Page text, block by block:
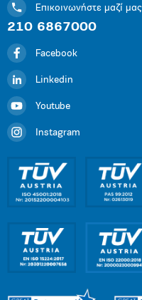
Επικοινωνήστε μαζί μας
210 6867000
Facebook
Linkedin
Youtube
Instagram